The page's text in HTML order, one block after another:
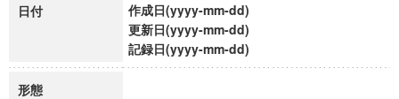
日付
作成日(yyyy-mm-dd)
更新日(yyyy-mm-dd)
記録日(yyyy-mm-dd)
形態